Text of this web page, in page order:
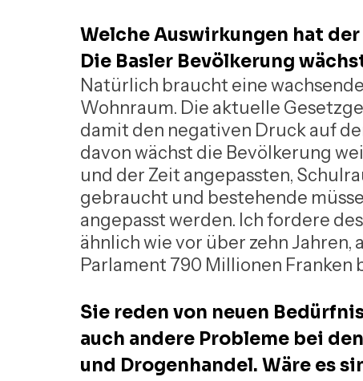
Welche Auswirkungen hat
Die Basler Bevölkerung
Natürlich braucht eine
Wohnraum. Die aktuelle
damit den negativen Druck auf
davon wächst die Bevölkerung
und der Zeit angepassten,
gebraucht und bestehende
angepasst werden. Ich fordere
ähnlich wie vor über zehn
Parlament 790 Millionen Franken
Sie reden von neuen
auch andere Probleme bei
und Drogenhandel. Wäre es